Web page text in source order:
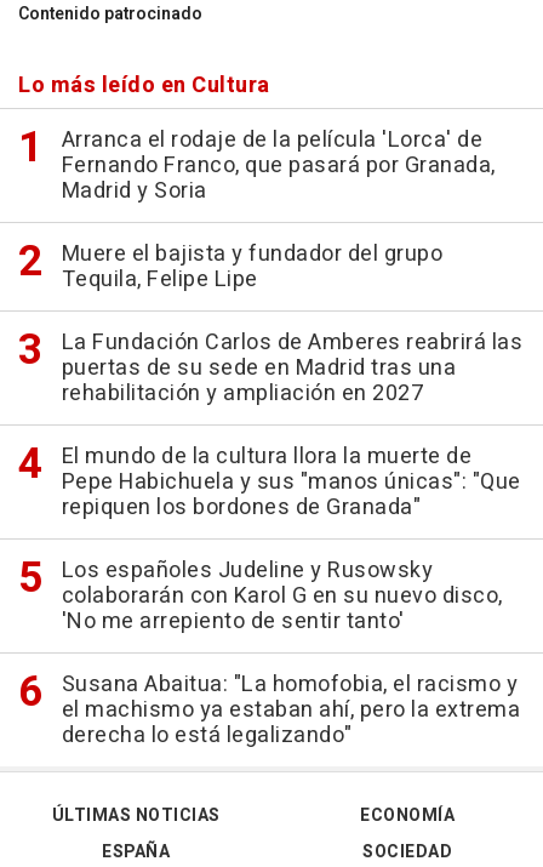
Contenido patrocinado
Lo más leído en Cultura
Arranca el rodaje de la película 'Lorca' de
Fernando Franco, que pasará por Granada,
Madrid y Soria
Muere el bajista y fundador del grupo
Tequila, Felipe Lipe
La Fundación Carlos de Amberes reabrirá las
puertas de su sede en Madrid tras una
rehabilitación y ampliación en 2027
El mundo de la cultura llora la muerte de
Pepe Habichuela y sus "manos únicas": "Que
repiquen los bordones de Granada"
Los españoles Judeline y Rusowsky
colaborarán con Karol G en su nuevo disco,
'No me arrepiento de sentir tanto'
Susana Abaitua: "La homofobia, el racismo y
el machismo ya estaban ahí, pero la extrema
derecha lo está legalizando"
ÚLTIMAS NOTICIAS
ESPAÑA
ECONOMÍA
SOCIEDAD